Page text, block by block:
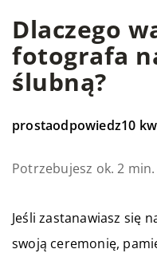
Dlaczego
fotografa
ślubną?
prostaodpowiedz10
Potrzebujesz ok. 2
Jeśli zastanawiasz się
swoją ceremonię,